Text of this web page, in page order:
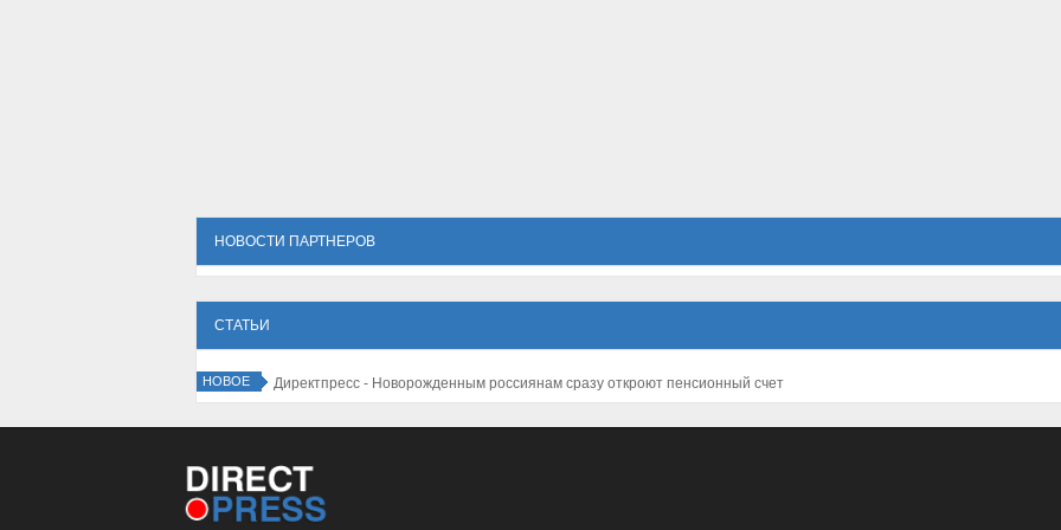
НОВОСТИ ПАРТНЕРОВ
СТАТЬИ
НОВОЕ Директпресс - Новорожденным россиянам сразу откроют пенсионный счет